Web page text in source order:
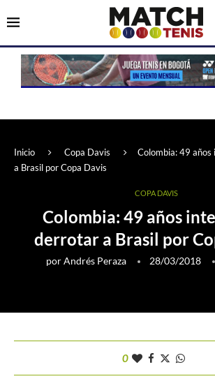
Inicio Copa Davis
Colombia: 49
a Brasil por Copa Davis
COPA DAVIS
Colombia: 49 años
derrotar a Brasil por
porAndrés Peraza 28/03/2018
0